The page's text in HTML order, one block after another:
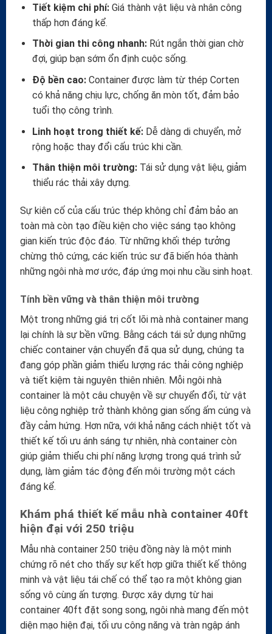
Tiết kiệm chi phí: Giá thành vật liệu và nhân công
thấp hơn đáng kể.
Thời gian thi công nhanh: Rút ngắn thời gian chờ
đợi, giúp bạn sớm ổn định cuộc sống.
Độ bền cao: Container được làm từ thép Corten
có khả năng chịu lực, chống ăn mòn tốt, đảm bảo
tuổi thọ công trình.
Linh hoạt trong thiết kế: Dễ dàng di chuyển, mở
rộng hoặc thay đổi cấu trúc khi cần.
Thân thiện môi trường: Tái sử dụng vật liệu, giảm
thiểu rác thải xây dựng.
Sự kiên cố của cấu trúc thép không chỉ đảm bảo an
toàn mà còn tạo điều kiện cho việc sáng tạo không
gian kiến trúc độc đáo. Từ những khối thép tưởng
chừng thô cứng, các kiến trúc sư đã biến hóa thành
những ngôi nhà mơ ước, đáp ứng mọi nhu cầu sinh hoạt.
Tính bền vững và thân thiện môi trường
Một trong những giá trị cốt lõi mà nhà container mang
lại chính là sự bền vững. Bằng cách tái sử dụng những
chiếc container vận chuyển đã qua sử dụng, chúng ta
đang góp phần giảm thiểu lượng rác thải công nghiệp
và tiết kiệm tài nguyên thiên nhiên. Mỗi ngôi nhà
container là một câu chuyện về sự chuyển đổi, từ vật
liệu công nghiệp trở thành không gian sống ấm cúng và
đầy cảm hứng. Hơn nữa, với khả năng cách nhiệt tốt và
thiết kế tối ưu ánh sáng tự nhiên, nhà container còn
giúp giảm thiểu chi phí năng lượng trong quá trình sử
dụng, làm giảm tác động đến môi trường một cách
đáng kể.
Khám phá thiết kế mẫu nhà container 40ft
hiện đại với 250 triệu
Mẫu nhà container 250 triệu đồng này là một minh
chứng rõ nét cho thấy sự kết hợp giữa thiết kế thông
minh và vật liệu tái chế có thể tạo ra một không gian
sống vô cùng ấn tượng. Được xây dựng từ hai
container 40ft đặt song song, ngôi nhà mang đến một
diện mạo hiện đại, tối ưu công năng và tràn ngập ánh